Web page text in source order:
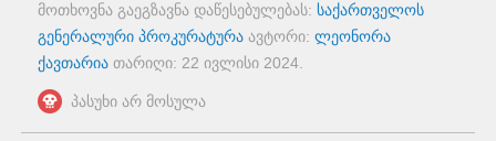
მოთხოვნა გაეგზავნა დაწესებულებას: საქართველოს
გენერალური პროკურატურა ავტორი: ლეონორა
ქავთარია თარიღი: 22 ივლისი 2024
პასუხი არ მოსულა